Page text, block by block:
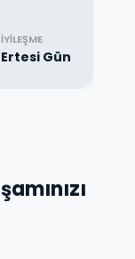
İYILEŞME
Ertesi Gün